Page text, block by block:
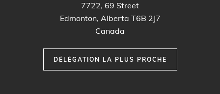
7722, 69 Street
Edmonton, Alberta T6B 2J7
Canada
DÉLÉGATION LA PLUS PROCHE